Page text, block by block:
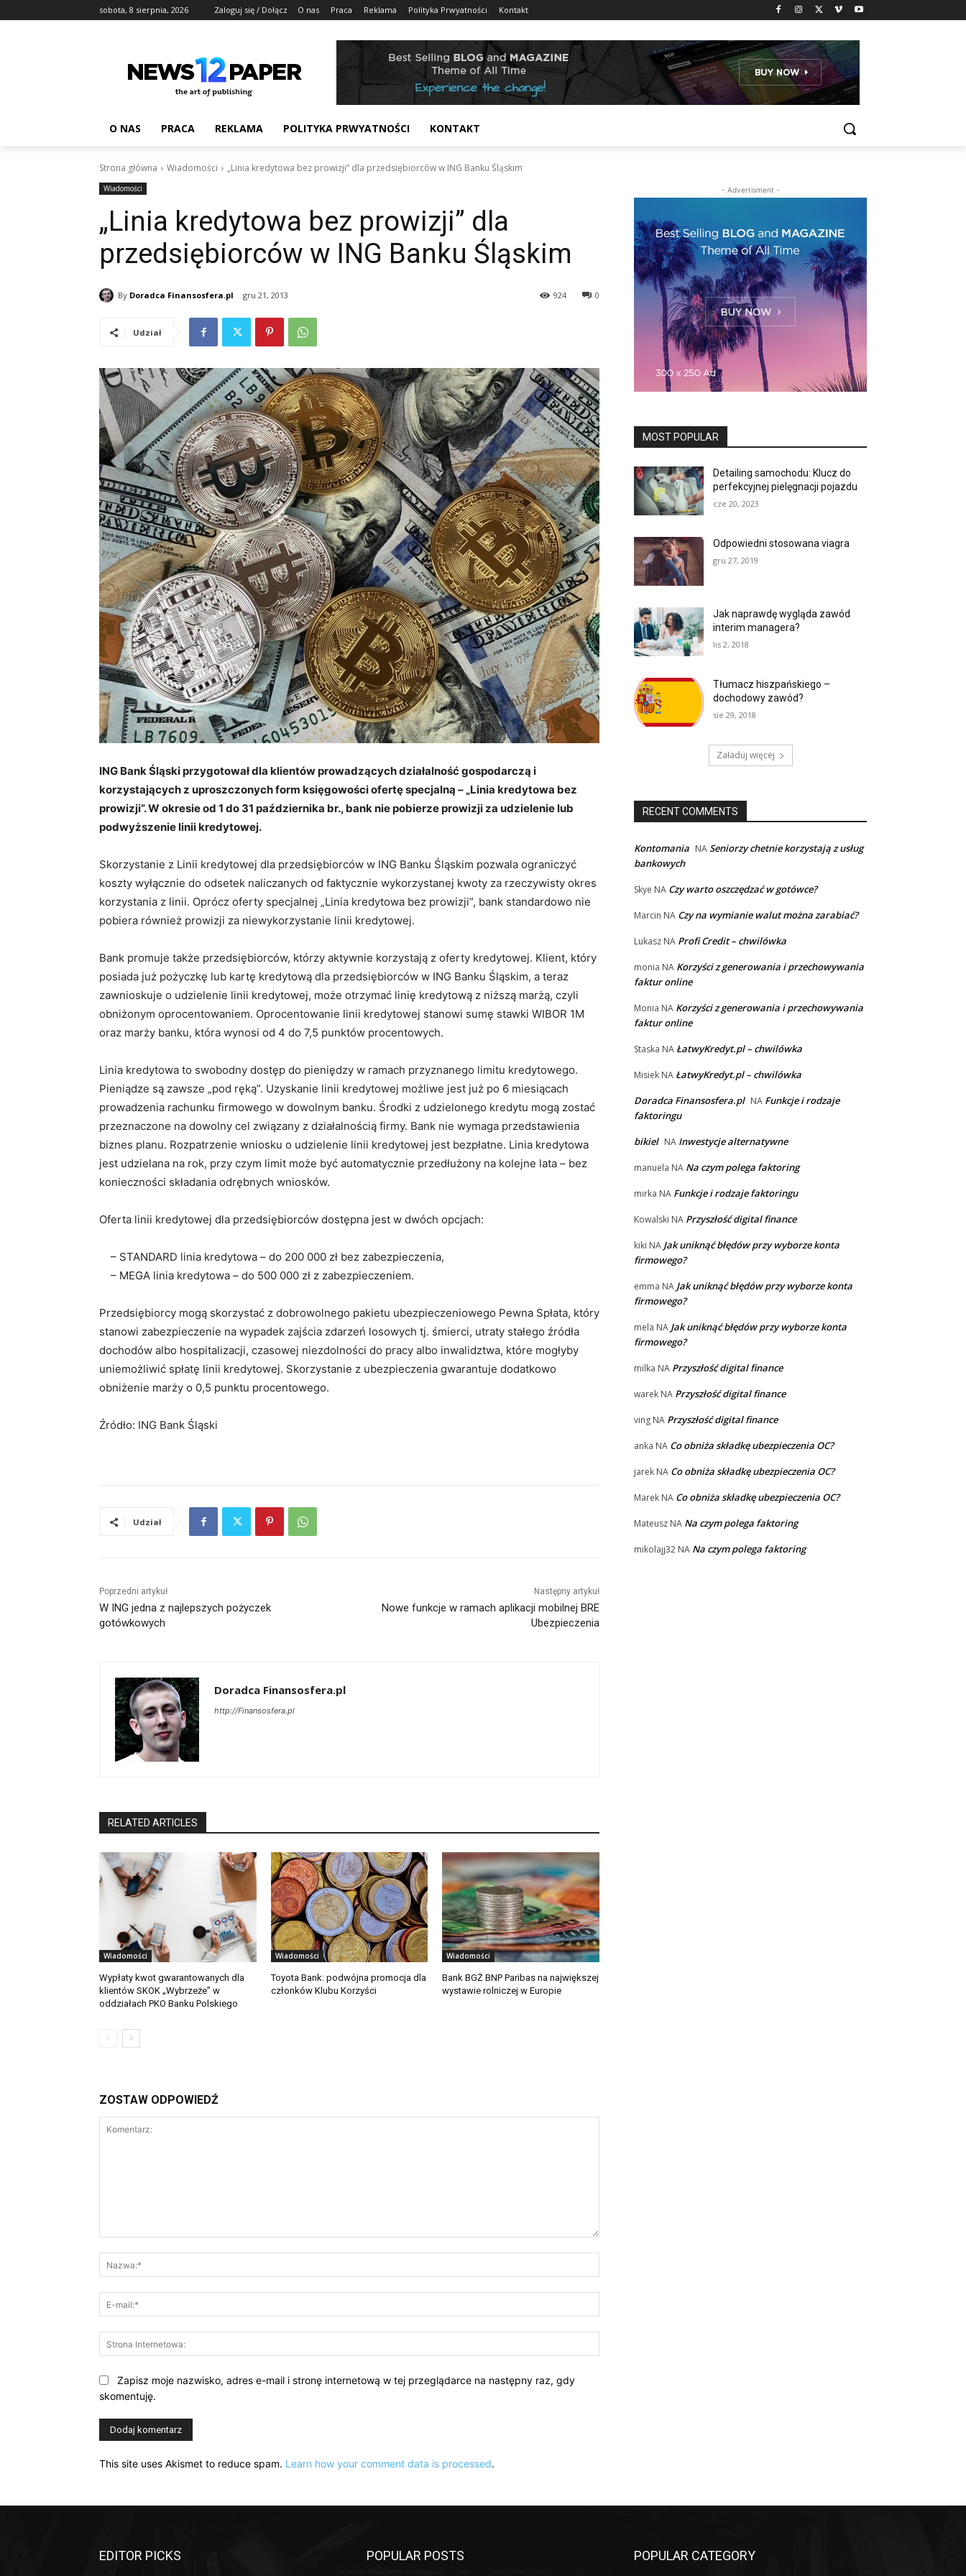
sobota, 8 sierpnia, 2026 Zaloguj się / Dołącz O nas Praca Reklama Polityka Prwyatności Kontakt
O NAS PRACA REKLAMA POLITYKA PRWYATNOŚCI KONTAKT
Strona główna Wiadomości „Linia kredytowa bez prowizji” dla przedsiębiorców w ING Banku Śląskim
Wiadomości
„Linia kredytowa bez prowizji” dla
przedsiębiorców w ING Banku Śląskim
By Doradca Finansosfera.pl gru 21, 2013 0
924
Udział
ING Bank Śląski przygotował dla klientów prowadzących działalność gospodarczą i
korzystających z uproszczonych form księgowości ofertę specjalną – „Linia kredytowa bez
prowizji”. W okresie od 1 do 31 października br., bank nie pobierze prowizji za udzielenie lub
podwyższenie linii kredytowej.
Skorzystanie z Linii kredytowej dla przedsiębiorców w ING Banku Śląskim pozwala ograniczyć
koszty wyłącznie do odsetek naliczanych od faktycznie wykorzystanej kwoty za rzeczywisty okres
korzystania z linii. Oprócz oferty specjalnej „Linia kredytowa bez prowizji”, bank standardowo nie
pobiera również prowizji za niewykorzystanie linii kredytowej.
Bank promuje także przedsiębiorców, którzy aktywnie korzystają z oferty kredytowej. Klient, który
posiada już pożyczkę lub kartę kredytową dla przedsiębiorców w ING Banku Śląskim, a teraz
zawnioskuje o udzielenie linii kredytowej, może otrzymać linię kredytową z niższą marżą, czyli
obniżonym oprocentowaniem. Oprocentowanie linii kredytowej stanowi sumę stawki WIBOR 1M
oraz marży banku, która wynosi od 4 do 7,5 punktów procentowych.
Linia kredytowa to swobodny dostęp do pieniędzy w ramach przyznanego limitu kredytowego.
Pieniądze są zawsze „pod ręką”. Uzyskanie linii kredytowej możliwe jest już po 6 miesiącach
prowadzenia rachunku firmowego w dowolnym banku. Środki z udzielonego kredytu mogą zostać
przeznaczone na dowolny cel związany z działalnością firmy. Bank nie wymaga przedstawienia
biznes planu. Rozpatrzenie wniosku o udzielenie linii kredytowej jest bezpłatne. Linia kredytowa
jest udzielana na rok, przy czym limit może być automatycznie przedłużony na kolejne lata – bez
konieczności składania odrębnych wniosków.
Oferta linii kredytowej dla przedsiębiorców dostępna jest w dwóch opcjach:
– STANDARD linia kredytowa – do 200 000 zł bez zabezpieczenia,
– MEGA linia kredytowa – do 500 000 zł z zabezpieczeniem.
Przedsiębiorcy mogą skorzystać z dobrowolnego pakietu ubezpieczeniowego Pewna Spłata, który
stanowi zabezpieczenie na wypadek zajścia zdarzeń losowych tj. śmierci, utraty stałego źródła
dochodów albo hospitalizacji, czasowej niezdolności do pracy albo inwalidztwa, które mogłyby
uniemożliwić spłatę linii kredytowej. Skorzystanie z ubezpieczenia gwarantuje dodatkowo
obniżenie marży o 0,5 punktu procentowego.
Źródło: ING Bank Śląski
Udział
Poprzedni artykuł
W ING jedna z najlepszych pożyczek
gotówkowych
Następny artykuł
Nowe funkcje w ramach aplikacji mobilnej BRE
Ubezpieczenia
Doradca Finansosfera.pl
http://Finansosfera.pl
RELATED ARTICLES
Wiadomości
Wypłaty kwot gwarantowanych dla
klientów SKOK „Wybrzeże” w
oddziałach PKO Banku Polskiego
Wiadomości
Toyota Bank: podwójna promocja dla
członków Klubu Korzyści
Wiadomości
Bank BGŻ BNP Paribas na największej
wystawie rolniczej w Europie
ZOSTAW ODPOWIEDŹ
mail:*
Internetowa:
Zapisz moje nazwisko, adres e-mail i stronę internetową w tej przeglądarce na następny raz, gdy
skomentuję.
This site uses Akismet to reduce spam. Learn how your comment data is processed.
- Advertisment -
MOST POPULAR
Detailing samochodu: Klucz do
perfekcyjnej pielęgnacji pojazdu
cze 20, 2023
Odpowiedni stosowana viagra
gru 27, 2019
Jak naprawdę wygląda zawód
interim managera?
lis 2, 2018
Tłumacz hiszpańskiego –
dochodowy zawód?
sie 29, 2018
Załaduj więcej
RECENT COMMENTS
Kontomania NASeniorzy chetnie korzystają z usług
bankowych
Skye NA Czy warto oszczędzać w gotówce?
Marcin NA Czy na wymianie walut można zarabiać?
Lukasz NA Profi Credit – chwilówka
monia NA Korzyści z generowania i przechowywania
faktur online
Monia NA Korzyści z generowania i przechowywania
faktur online
Staska NA ŁatwyKredyt.pl – chwilówka
Misiek NA ŁatwyKredyt.pl – chwilówka
Doradca Finansosfera.pl NA Funkcje i rodzaje
faktoringu
bikiel NA Inwestycje alternatywne
manuela NA Na czym polega faktoring
mirka NA Funkcje i rodzaje faktoringu
Kowalski NA Przyszłość digital finance
kiki NA Jak uniknąć błędów przy wyborze konta
firmowego?
emma NA Jak uniknąć błędów przy wyborze konta
firmowego?
mela NA Jak uniknąć błędów przy wyborze konta
firmowego?
milka NA Przyszłość digital finance
warek NA Przyszłość digital finance
ving NA Przyszłość digital finance
anka NA Co obniża składkę ubezpieczenia OC?
jarek NA Co obniża składkę ubezpieczenia OC?
Marek NA Co obniża składkę ubezpieczenia OC?
Mateusz NA Na czym polega faktoring
mikolajj32 NA Na czym polega faktoring
EDITOR PICKS POPULAR POSTS POPULAR CATEGORY